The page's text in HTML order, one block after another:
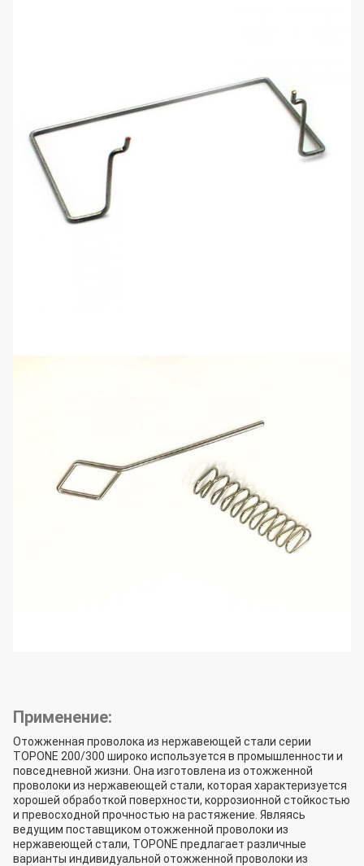
Применение:
Отожженная проволока из нержавеющей стали серии
TOPONE 200/300 широко используется в промышленности и
повседневной жизни. Она изготовлена из отожженной
проволоки из нержавеющей стали, которая характеризуется
хорошей обработкой поверхности, коррозионной стойкостью
и превосходной прочностью на растяжение. Являясь
ведущим поставщиком отожженной проволоки из
нержавеющей стали, TOPONE предлагает различные
варианты индивидуальной отожженной проволоки из